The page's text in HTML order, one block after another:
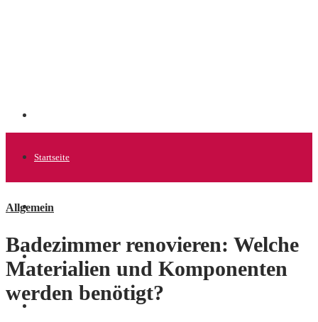
Startseite
Allgemein
Allgemein
Badezimmer renovieren: Welche
Materialien und Komponenten
werden benötigt?